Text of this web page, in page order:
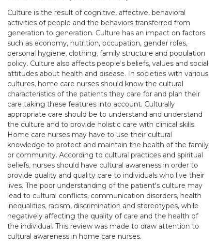
Culture is the result of cognitive, affective, behavioral
activities of people and the behaviors transferred from
generation to generation. Culture has an impact on factors
such as economy, nutrition, occupation, gender roles,
personal hygiene, clothing, family structure and population
policy. Culture also affects people's beliefs, values and social
attitudes about health and disease. In societies with various
cultures, home care nurses should know the cultural
characteristics of the patients they care for and plan their
care taking these features into account. Culturally
appropriate care should be to understand and understand
the culture and to provide holistic care with clinical skills.
Home care nurses may have to use their cultural
knowledge to protect and maintain the health of the family
or community. According to cultural practices and spiritual
beliefs, nurses should have cultural awareness in order to
provide quality and quality care to individuals who live their
lives. The poor understanding of the patient's culture may
lead to cultural conflicts, communication disorders, health
inequalities, racism, discrimination and stereotypes, while
negatively affecting the quality of care and the health of
the individual. This review was made to draw attention to
cultural awareness in home care nurses.